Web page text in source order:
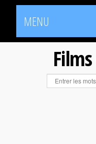
MENU